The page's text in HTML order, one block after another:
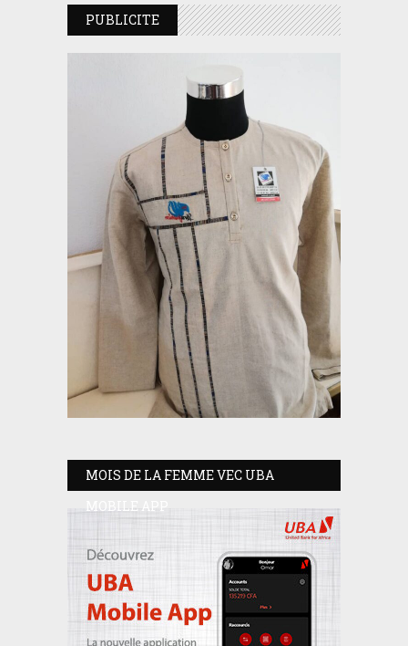
PUBLICITE
MOIS DE LA FEMME VEC UBA
MOBILE APP